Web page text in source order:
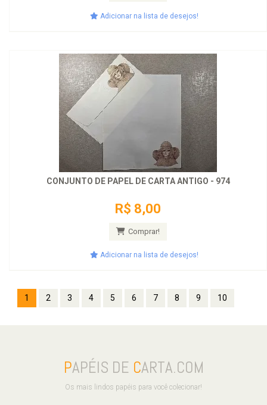
Adicionar na lista de desejos!
CONJUNTO DE PAPEL DE CARTA ANTIGO - 974
R$ 8,00
Comprar!
Adicionar na lista de desejos!
1 2 3 4 5 6 7 8 9 10
PAPÉIS DE CARTA.COM
Os mais lindos papéis para você colecionar!